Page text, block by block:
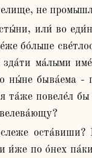
не
бо́льше
ма́лыми
ны́не быва́ема -
повеле́л бы
и́же по о́нех